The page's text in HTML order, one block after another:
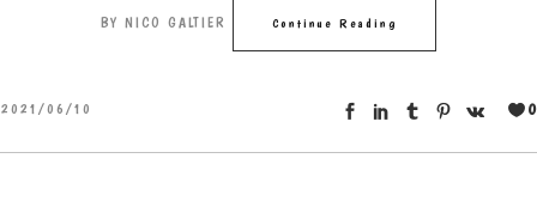
BY NICO GALTIER Continue Reading
2021/06/10 0